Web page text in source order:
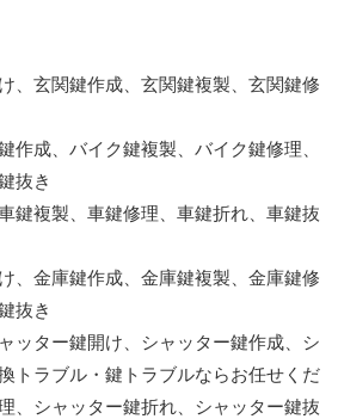
、玄関鍵作成、玄関鍵複製、玄関鍵修
作成、バイク鍵複製、バイク鍵修理、
抜き
鍵複製、車鍵修理、車鍵折れ、車鍵抜
、金庫鍵作成、金庫鍵複製、金庫鍵修
抜き
ッター鍵開け、シャッター鍵作成、シ
トラブル・鍵トラブルならお任せくだ
、シャッター鍵折れ、シャッター鍵抜